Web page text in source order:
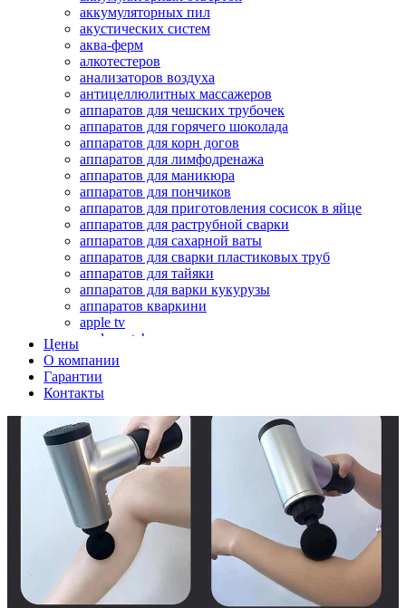
аккумуляторных пил
акустических систем
аква-ферм
алкотестеров
анализаторов воздуха
антицеллюлитных массажеров
аппаратов для чешских трубочек
аппаратов для горячего шоколада
аппаратов для корн догов
аппаратов для лимфодренажа
аппаратов для маникюра
аппаратов для пончиков
аппаратов для приготовления сосисок в яйце
аппаратов для раструбной сварки
аппаратов для сахарной ваты
аппаратов для сварки пластиковых труб
аппаратов для тайяки
аппаратов для варки кукурузы
аппаратов кваркини
apple tv
apple watch
аромадиффузоров
аромастанций
ароматизаторов воздуха
аудиоплееров
аудиопроцессоров
аудиосистем
аудиоусилителей
авто акустики, автомобильной акустики
авто мониторов
автохолодильников
автокондиционера
автоматики для генераторов
автоматики управления
автоматики вентустановок
автомобильных телевизоров
автомоек
Цены
О компании
Гарантии
Контакты